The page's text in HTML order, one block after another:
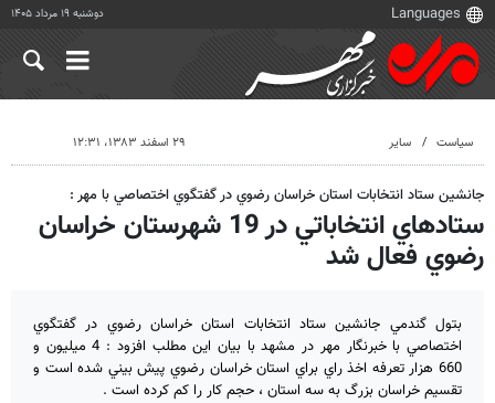
دوشنبه ۱۹ مرداد ۱۴۰۵
سیاست سایر ۲۹ اسفند ۱۳۸۳، ۱۲:۳۱
جانشين ستاد انتخابات استان خراسان رضوي در گفتگوي اختصاصي با مهر :
ستادهاي انتخاباتي در 19 شهرستان خراسان
رضوي فعال شد
بتول گندمي جانشين ستاد انتخابات استان خراسان رضوي در گفتگوي
اختصاصي با خبرنگار مهر در مشهد با بيان اين مطلب افزود : 4 ميليون و
660 هزار تعرفه اخذ راي براي استان خراسان رضوي پيش بيني شده است و
تقسيم خراسان بزرگ به سه استان ، حجم كار را كم كرده است .